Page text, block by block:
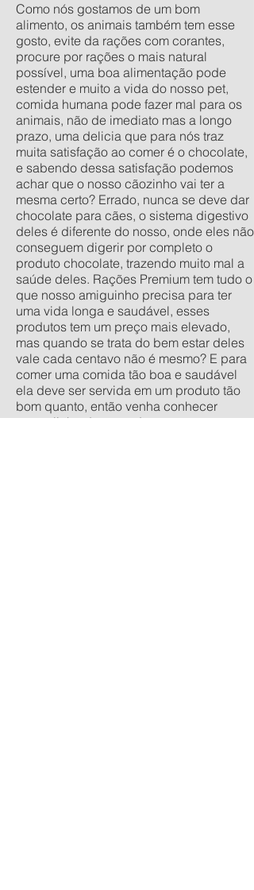
Como nós gostamos de um bom
alimento, os animais também tem esse
gosto, evite da rações com corantes,
procure por rações o mais natural
possível, uma boa alimentação pode
estender e muito a vida do nosso pet,
comida humana pode fazer mal para os
animais, não de imediato mas a longo
prazo, uma delicia que para nós traz
muita satisfação ao comer é o chocolate,
e sabendo dessa satisfação podemos
achar que o nosso cãozinho vai ter a
mesma certo? Errado, nunca se deve dar
chocolate para cães, o sistema digestivo
deles é diferente do nosso, onde eles não
conseguem digerir por completo o
produto chocolate, trazendo muito mal a
saúde deles. Rações Premium tem tudo o
que nosso amiguinho precisa para ter
uma vida longa e saudável, esses
produtos tem um preço mais elevado,
mas quando se trata do bem estar deles
vale cada centavo não é mesmo? E para
comer uma comida tão boa e saudável
ela deve ser servida em um produto tão
bom quanto, então venha conhecer
nossa linha de comedouros